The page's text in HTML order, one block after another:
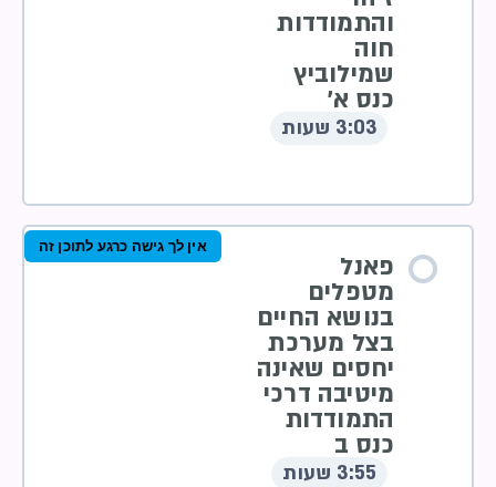
והתמודדות
חוה
שמילוביץ
כנס א’
3:03 שעות
פאנל
מטפלים
בנושא החיים
בצל מערכת
יחסים שאינה
מיטיבה דרכי
התמודדות
כנס ב
3:55 שעות
אין לך גישה כרגע לתוכן זה